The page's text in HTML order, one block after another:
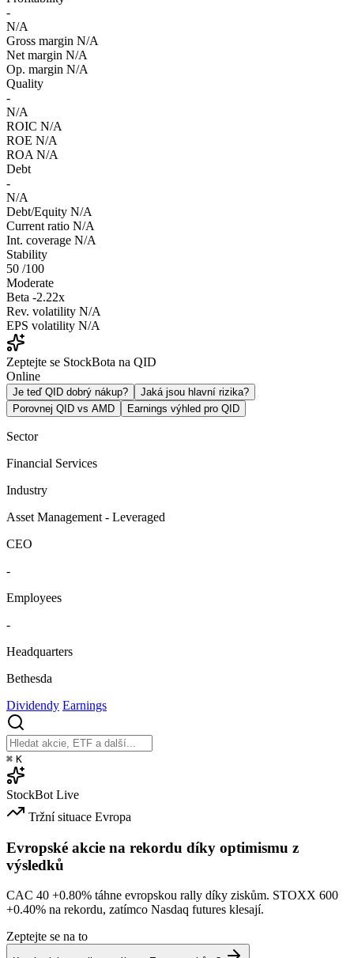
-
N/A
Gross margin N/A
Net margin N/A
Op. margin N/A
Quality
-
N/A
ROIC N/A
ROE N/A
ROA N/A
Debt
-
N/A
Debt/Equity N/A
Current ratio N/A
Int. coverage N/A
Stability
50 /100
Moderate
Beta -2.22x
Rev. volatility N/A
EPS volatility N/A
Zeptejte se StockBota na QID
Online
Je teď QID dobrý nákup?
Jaká jsou hlavní rizika?
Porovnej QID vs AMD
Earnings výhled pro QID
Sector
Financial Services
Industry
Asset Management - Leveraged
CEO
-
Employees
-
Headquarters
Bethesda
Dividendy Earnings
⌘ K
StockBot Live
Tržní situace Evropa
Evropské akcie na rekordu díky optimismu z
výsledků
CAC 40 +0.80% táhne evropskou rally díky ziskům. STOXX 600
+0.40% na rekordu, zatímco Nasdaq futures klesají.
Zeptejte se na to